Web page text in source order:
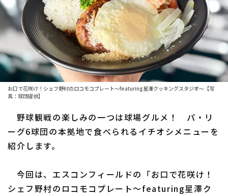
日程・結果
順位表･成績
1軍公式戦
ファーム東地区
ファーム中地区
ファーム西地区
交流戦
選手名鑑
選手名鑑トップ
北海道日本ハムファイターズ
東北楽天ゴールデンイーグルス
千葉ロッテマリーンズ
ニュース
設定
お口で花咲け！シェフ野村のロコモコプレート～featuring星澤クッキングスタジオ～【写
真：球団提供】
野球観戦の楽しみの一つは球場グルメ！ パ・リ
ーグ6球団の本拠地で食べられるイチオシメニューを
紹介します。
今回は、エスコンフィールドの「お口で花咲け！
シェフ野村のロコモコプレート～featuring星澤ク